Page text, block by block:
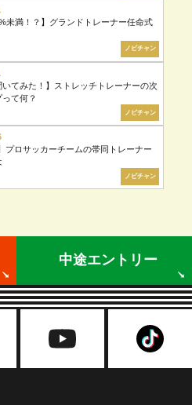
未満！？】グランドトレーナー任命式
ノビチャン
いてみた！】ストレッチトレーナーの次
て何？
ノビチャン
プロサッカーチームの帯同トレーナー
ノビチャン
中途エントリー